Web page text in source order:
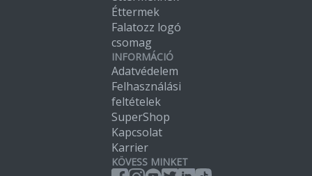
Éttermek
Falatozz logó
csomag
INFORMÁCIÓ
Adatvédelem
Felhasználási
feltételek
SuperShop
Kapcsolat
Karrier
KÖVESS MINKET